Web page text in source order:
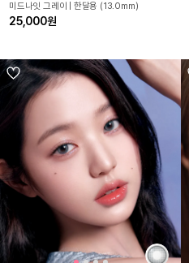
미드나잇 그레이 | 한달용 (13.0mm)
25,000원